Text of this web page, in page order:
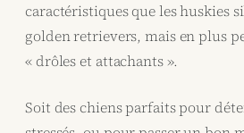
caractéristiques que les huskies
golden retrievers, mais en plus
« drôles et attachants ».
Soit des chiens parfaits pour